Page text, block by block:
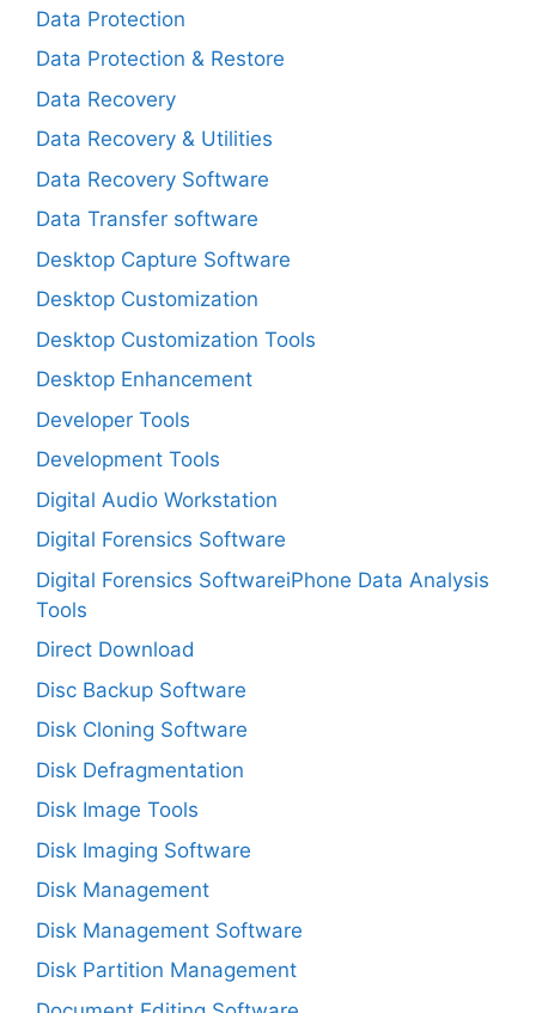
Data Protection
Data Protection & Restore
Data Recovery
Data Recovery & Utilities
Data Recovery Software
Data Transfer software
Desktop Capture Software
Desktop Customization
Desktop Customization Tools
Desktop Enhancement
Developer Tools
Development Tools
Digital Audio Workstation
Digital Forensics Software
Digital Forensics SoftwareiPhone Data Analysis
Tools
Direct Download
Disc Backup Software
Disk Cloning Software
Disk Defragmentation
Disk Image Tools
Disk Imaging Software
Disk Management
Disk Management Software
Disk Partition Management